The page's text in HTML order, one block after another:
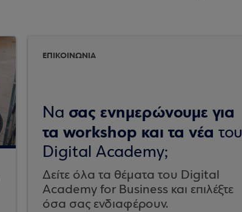
ΕΠΙΚΟΙΝΩΝΙΑ
Να σας ενημερώνουμε για
τα workshop και τα νέα του
Digital Academy;
Δείτε όλα τα θέματα του Digital
Academy for Business και επιλέξτε
όσα σας ενδιαφέρουν.